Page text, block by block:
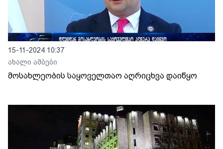
15-11-2024 10:37
ახალი ამბები
მოსახლეობის საყოველთაო აღრიცხვა დაიწყო